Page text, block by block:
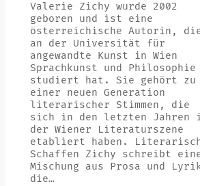
Valerie Zichy wurde 2002
geboren und ist eine
österreichische Autorin,
an der Universität für
angewandte Kunst in Wien
Sprachkunst und Philosophie
studiert hat. Sie gehört zu
einer neuen Generation
literarischer Stimmen, die
sich in den letzten Jahren
der Wiener Literaturszene
etabliert haben.
Schaffen Zichy schreibt
Mischung aus Prosa und
die…